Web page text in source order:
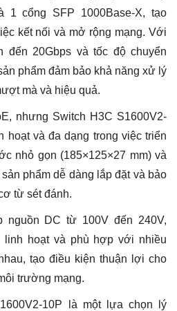
1 cổng SFP 1000Base-X, tạo
kết nối và mở rộng mạng. Với
đến 20Gbps và tốc độ chuyển
phẩm đảm bảo khả năng xử lý
mà và hiệu quả.
nhưng Switch H3C S1600V2-
hoạt và đa dạng trong việc triển
nhỏ gọn (185×125×27 mm) và
phẩm dễ dàng lắp đặt và bảo
từ sét đánh.
nguồn DC từ 100V đến 240V,
linh hoạt và phù hợp với nhiều
tạo điều kiện thuận lợi cho
trường mạng.
10P là một lựa chọn lý